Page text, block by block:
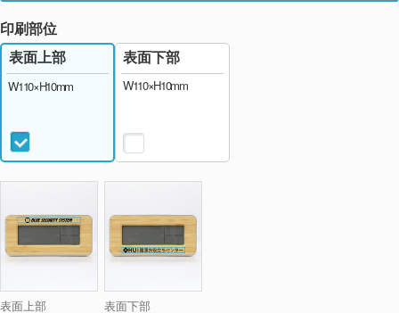
印刷部位
表面上部 表面下部
表面上部
W110×H10mm
表面下部
W110×H10mm